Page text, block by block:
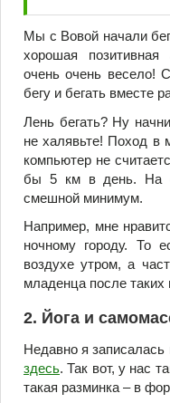
Мы с Вовой начали
хорошая
очень очень весело!
бегу и бегать вместе
Лень бегать? Ну
не халявьте! Поход в
компьютер не
бы 5 км в день. На
смешной минимум.
Например, мне
ночному городу. То
воздухе утром, а
младенца после таких
2. Йога и
Недавно я
здесь. Так вот, у нас
такая разминка – в